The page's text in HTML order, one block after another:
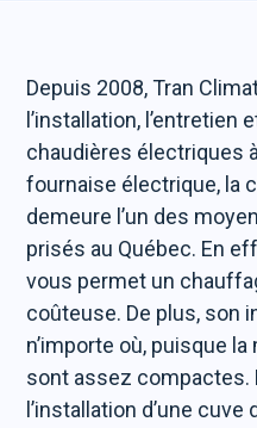
Depuis 2008, Tran
l’installation, l’entretien
chaudières électriques
fournaise électrique, la
demeure l’un des
prisés au Québec. En
vous permet un
coûteuse. De plus, son
n’importe où, puisque
sont assez compactes.
l’installation d’une cuve